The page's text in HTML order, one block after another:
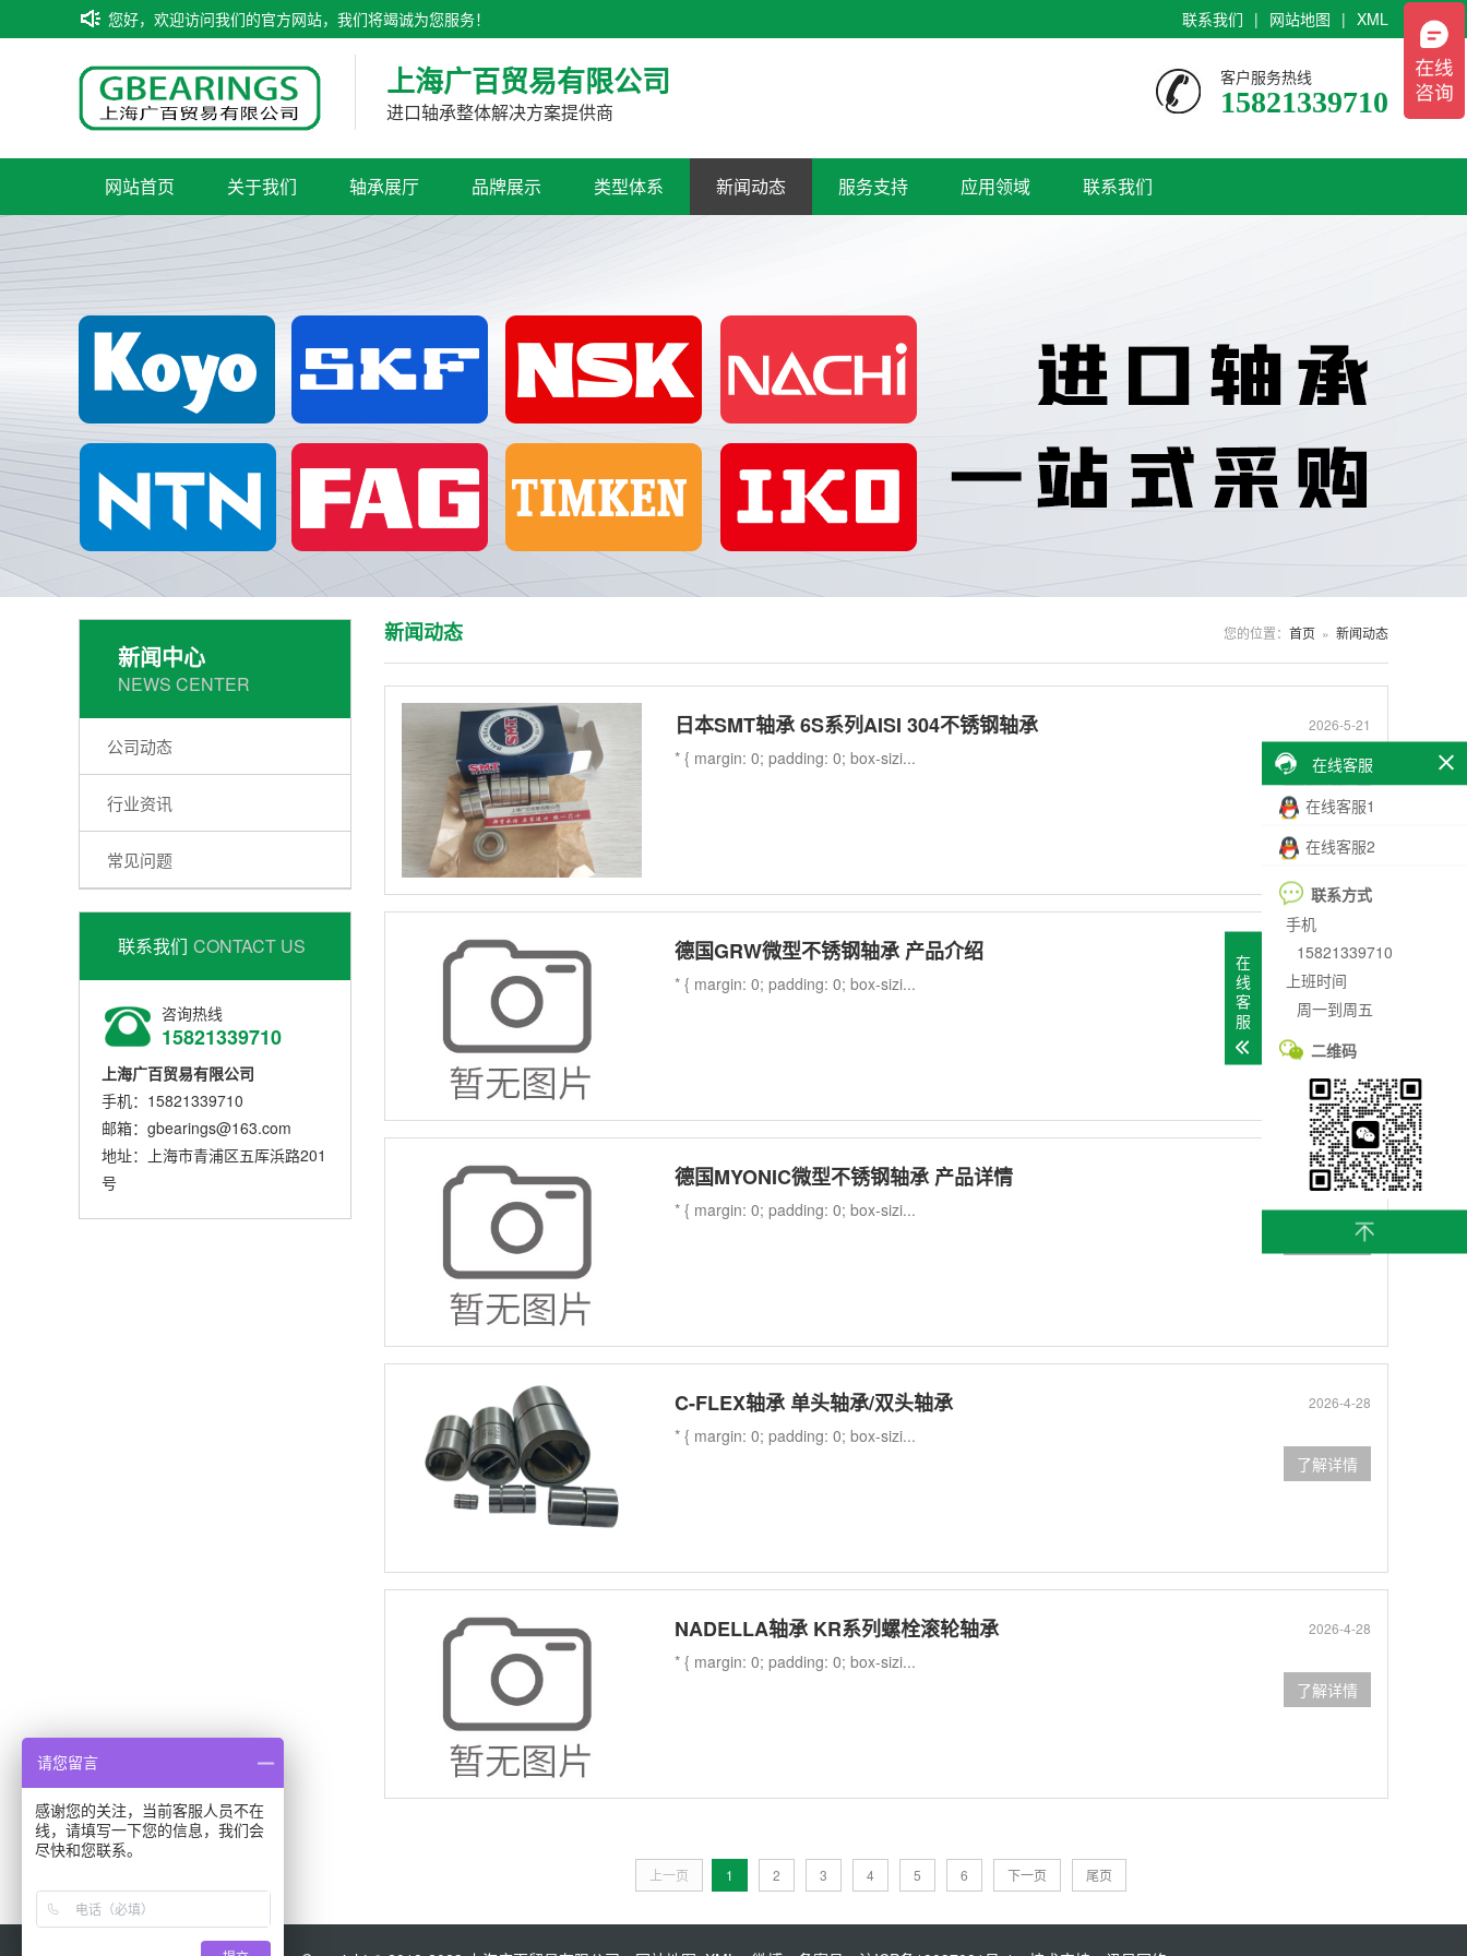
联系我们 | 网站地图 | XML
您好，欢迎访问我们的官方网站，我们将竭诚为您服务！
上海广百贸易有限公司
进口轴承整体解决方案提供商
客户服务热线
15821339710
网站首页 关于我们 轴承展厅 品牌展示 类型体系 新闻动态 服务支持 应用领域 联系我们
新闻中心
NEWS CENTER
公司动态
行业资讯
常见问题
联系我们 CONTACT US
咨询热线
15821339710
上海广百贸易有限公司
手机：15821339710
邮箱：gbearings@163.com
地址：上海市青浦区五厍浜路201
号
您的位置： 首页 » 新闻动态
新闻动态
2026-5-21
日本SMT轴承 6S系列AISI 304不锈钢轴承
* { margin: 0; padding: 0; box-sizi...
了解详情
2026-4-29
德国GRW微型不锈钢轴承 产品介绍
* { margin: 0; padding: 0; box-sizi...
了解详情
2026-4-29
德国MYONIC微型不锈钢轴承 产品详情
* { margin: 0; padding: 0; box-sizi...
了解详情
2026-4-28
C-FLEX轴承 单头轴承/双头轴承
* { margin: 0; padding: 0; box-sizi...
了解详情
2026-4-28
NADELLA轴承 KR系列螺栓滚轮轴承
* { margin: 0; padding: 0; box-sizi...
了解详情
上一页 1 2 3 4 5 6 下一页 尾页
在线客服
在线客服1
在线客服2
联系方式
手机
15821339710
上班时间
周一到周五
二维码
在
线
客
服
请您留言
感谢您的关注，当前客服人员不在
线，请填写一下您的信息，我们会
尽快和您联系。